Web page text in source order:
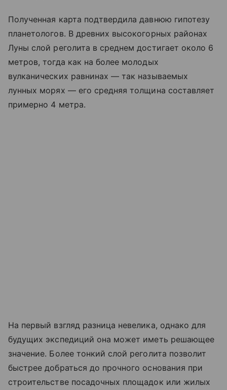
Полученная карта подтвердила давнюю гипотезу
планетологов. В древних высокогорных районах
Луны слой реголита в среднем достигает около 6
метров, тогда как на более молодых
вулканических равнинах — так называемых
лунных морях — его средняя толщина составляет
примерно 4 метра.
На первый взгляд разница невелика, однако для
будущих экспедиций она может иметь решающее
значение. Более тонкий слой реголита позволит
быстрее добраться до прочного основания при
строительстве посадочных площадок или жилых